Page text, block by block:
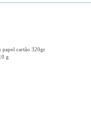
papel cartão 320gr
g